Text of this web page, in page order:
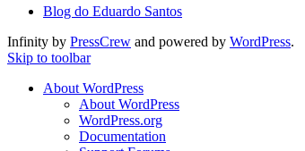
Blog do Eduardo Santos
Infinity by PressCrew and powered by WordPress.
Skip to toolbar
About WordPress
About WordPress
WordPress.org
Documentation